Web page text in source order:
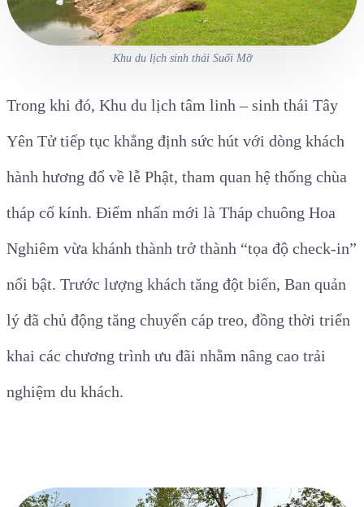
Khu du lịch sinh thái Suối Mỡ
Trong khi đó, Khu du lịch tâm linh – sinh thái Tây
Yên Tử tiếp tục khẳng định sức hút với dòng khách
hành hương đổ về lễ Phật, tham quan hệ thống chùa
tháp cổ kính. Điểm nhấn mới là Tháp chuông Hoa
Nghiêm vừa khánh thành trở thành “tọa độ check-in”
nổi bật. Trước lượng khách tăng đột biến, Ban quản
lý đã chủ động tăng chuyến cáp treo, đồng thời triển
khai các chương trình ưu đãi nhằm nâng cao trải
nghiệm du khách.